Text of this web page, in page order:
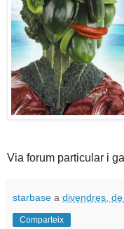
Via forum particular i
starbase a divendres,
Comparteix